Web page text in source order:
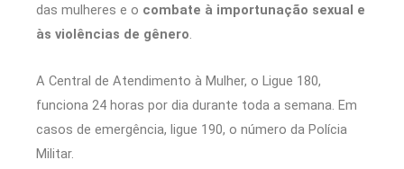
das mulheres e o combate à importunação sexual e
às violências de gênero.
A Central de Atendimento à Mulher, o Ligue 180,
funciona 24 horas por dia durante toda a semana. Em
casos de emergência, ligue 190, o número da Polícia
Militar.